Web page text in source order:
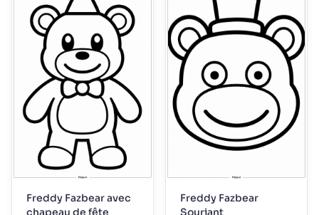
Freddy Fazbear avec
chapeau de fête
Freddy Fazbear
Souriant